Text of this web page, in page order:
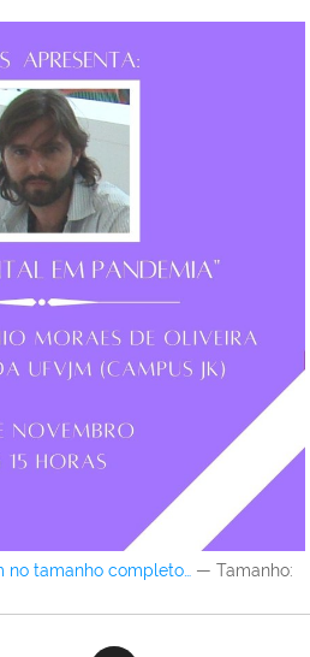
no tamanho completo… — Tamanho: